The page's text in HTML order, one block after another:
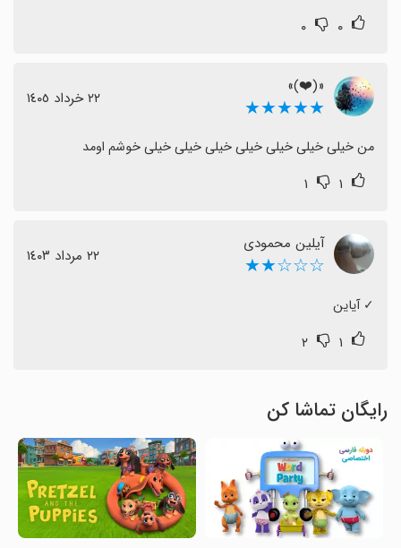
۰ ۰
«(❤️)»
★★★★★ ٢٢ خرداد ١٤٠٥
من خیلی خیلی خیلی خیلی خیلی خیلی خیلی خوشم اومد
۱ ۱
آیلین محمودی
☆☆☆★★ ٢٢ مرداد ١٤٠٣
‏✓ آیاین
۱ ۲
رایگان تماشا کن